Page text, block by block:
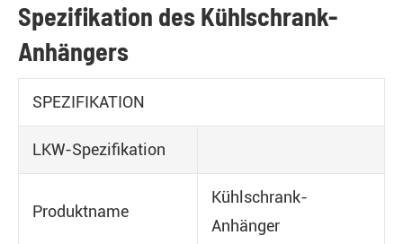
Spezifikation des Kühlschrank-
Anhängers
SPEZIFIKATION
LKW-Spezifikation
Produktname
Kühlschrank-
Anhänger